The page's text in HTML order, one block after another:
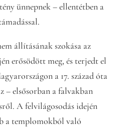
ünnepnek – ellentétben a
állításának szokása az
erősödött meg, és terjedt el
a 17. század óta
– elsősorban a falvakban
A felvilágosodás idején
a templomokból való